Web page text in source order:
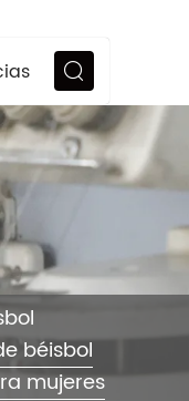
béisbol
mujeres